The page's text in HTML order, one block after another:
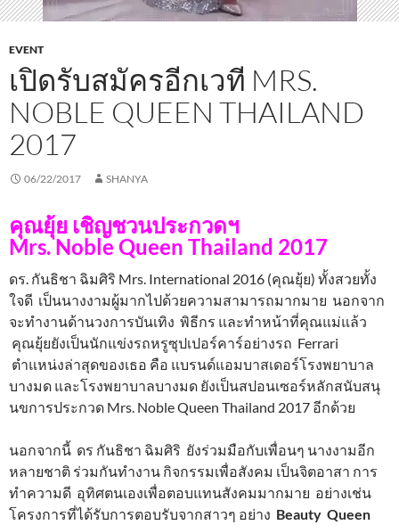
EVENT
เปิดรับสมัครอีกเวที MRS.
NOBLE QUEEN THAILAND
2017
06/22/2017 SHANYA
คุณยุ้ย เชิญชวนประกวดฯ
Mrs. Noble Queen Thailand 2017
ดร. กันธิชา ฉิมศิริ Mrs. International 2016 (คุณยุ้ย) ทั้งสวยทั้ง
ใจดี เป็นนางงามผู้มากไปด้วยความสามารถมากมาย นอกจาก
จะทำงานด้านวงการบันเทิง พิธีกร และทำหน้าที่คุณแม่แล้ว
คุณยุ้ยยังเป็นนักแข่งรถหรูซุปเปอร์คาร์อย่างรถ Ferrari
ตำแหน่งล่าสุดของเธอ คือ แบรนด์แอมบาสเดอร์โรงพยาบาล
บางมด และโรงพยาบาลบางมด ยังเป็นสปอนเซอร์หลักสนับสนุ
นขการประกวด Mrs. Noble Queen Thailand 2017 อีกด้วย
นอกจากนี้ ดร กันธิชา ฉิมศิริ ยังร่วมมือกับเพื่อนๆ นางงามอีก
หลายชาติ ร่วมกันทำงาน กิจกรรมเพื่อสังคม เป็นจิตอาสา การ
ทำความดี อุทิศตนเองเพื่อตอบแทนสังคมมากมาย อย่างเช่น
โครงการที่ได้รับการตอบรับจากสาวๆ อย่าง Beauty Queen